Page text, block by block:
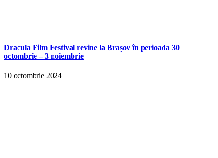
Dracula Film Festival revine la Brașov în perioada 30
octombrie – 3 noiembrie
10 octombrie 2024